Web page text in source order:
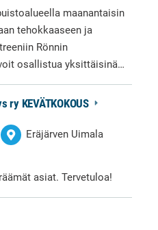
maanantaisin
tehokkaaseen ja
Rönnin
osallistua yksittäisinä…
ry KEVÄTKOKOUS
Eräjärven Uimala
asiat. Tervetuloa!